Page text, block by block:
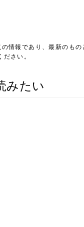
情報であり、最新のもの
さい。
みたい